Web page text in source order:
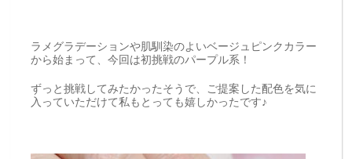
ラメグラデーションや肌馴染のよいベージュピンクカラー
から始まって、今回は初挑戦のパープル系！
ずっと挑戦してみたかったそうで、ご提案した配色を気に
入っていただけて私もとっても嬉しかったです♪